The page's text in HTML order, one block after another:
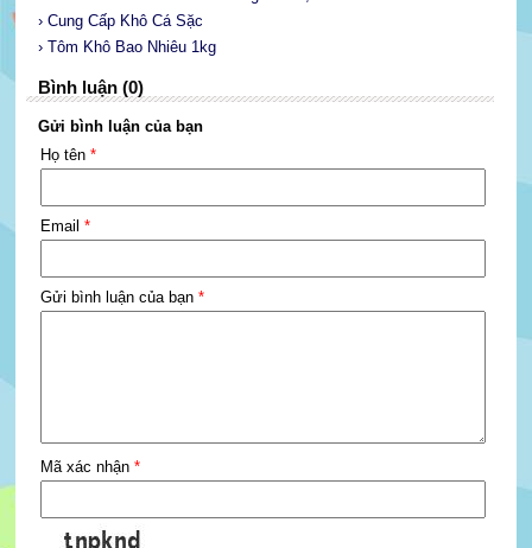
› Cung Cấp Khô Cá Sặc
› Tôm Khô Bao Nhiêu 1kg
Bình luận (0)
Gửi bình luận của bạn
Họ tên *
Email *
Gửi bình luận của bạn *
Mã xác nhận *